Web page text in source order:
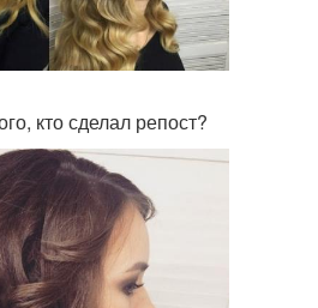
кто сделал репост?